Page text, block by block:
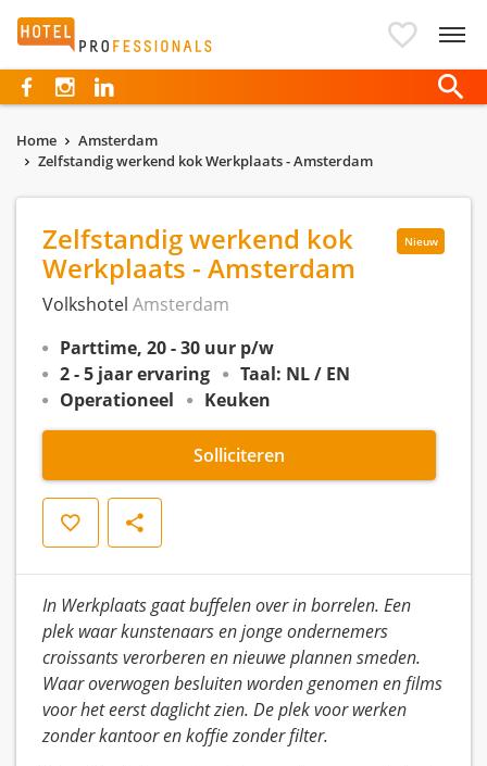
Hotelprofessionals
Home
Amsterdam
Zelfstandig werkend kok Werkplaats - Amsterdam
Nieuw
Zelfstandig werkend kok
Werkplaats - Amsterdam
Volkshotel Amsterdam
Parttime, 20 - 30 uur p/w
2 - 5 jaar ervaring
Taal: NL / EN
Operationeel
Keuken
Solliciteren
Opslaan Delen
In Werkplaats gaat buffelen over in borrelen. Een
plek waar kunstenaars en jonge ondernemers
croissants verorberen en nieuwe plannen smeden.
Waar overwogen besluiten worden genomen en films
voor het eerst daglicht zien. De plek voor werken
zonder kantoor en koffie zonder filter.